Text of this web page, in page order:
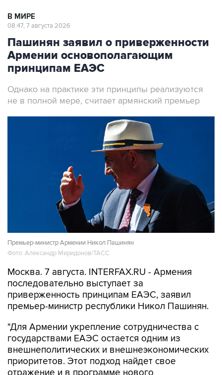
В МИРЕ
08:47, 7 августа 2026
Пашинян заявил о приверженности
Армении основополагающим
принципам ЕАЭС
Однако на практике эти принципы реализуются
не в полной мере, считает армянский премьер
Премьер-министр Армении Никол Пашинян
Фото: Александр Миридонов/ТАСС
Москва. 7 августа. INTERFAX.RU - Армения
последовательно выступает за
приверженность принципам ЕАЭС, заявил
премьер-министр республики Никол Пашинян.
"Для Армении укрепление сотрудничества с
государствами ЕАЭС остается одним из
внешнеполитических и внешнеэкономических
приоритетов. Этот подход найдет свое